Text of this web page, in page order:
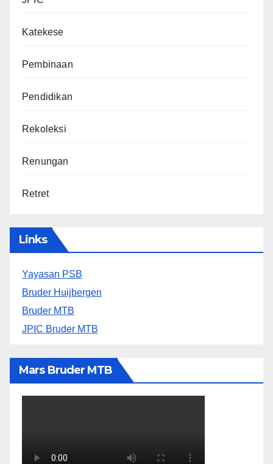
Katekese
Pembinaan
Pendidikan
Rekoleksi
Renungan
Retret
Links
Yayasan PSB
Bruder Huijbergen
Bruder MTB
JPIC Bruder MTB
Mars Bruder MTB